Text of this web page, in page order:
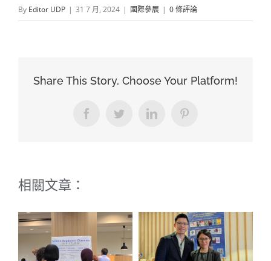
By Editor UDP | 31 7 月, 2024 | 國際參展 | 0 條評論
Share This Story, Choose Your Platform!
FacebookTwitterLinkedInPinterest
相關文章：